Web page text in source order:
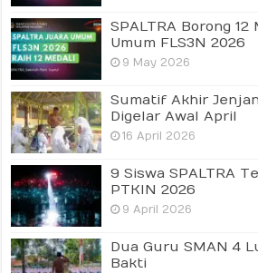
SPALTRA Borong
Umum FLS3N 2026
9 May 2026
Sumatif Akhir
Digelar Awal April
16 April 2026
9 Siswa SPALTRA
PTKIN 2026
9 April 2026
Dua Guru SMAN 4
Bakti